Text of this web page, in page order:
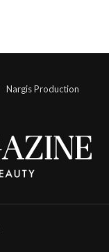
Nargis Production